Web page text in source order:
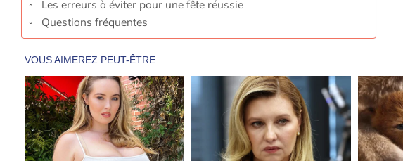
Les erreurs à éviter pour une fête réussie
Questions fréquentes